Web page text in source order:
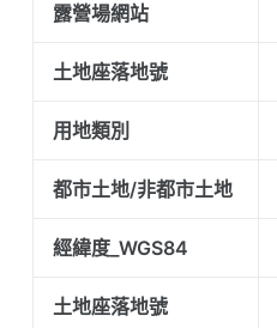
露營場網站
土地座落地號
用地類別
都市土地/非都市土地
經緯度_WGS84
土地座落地號